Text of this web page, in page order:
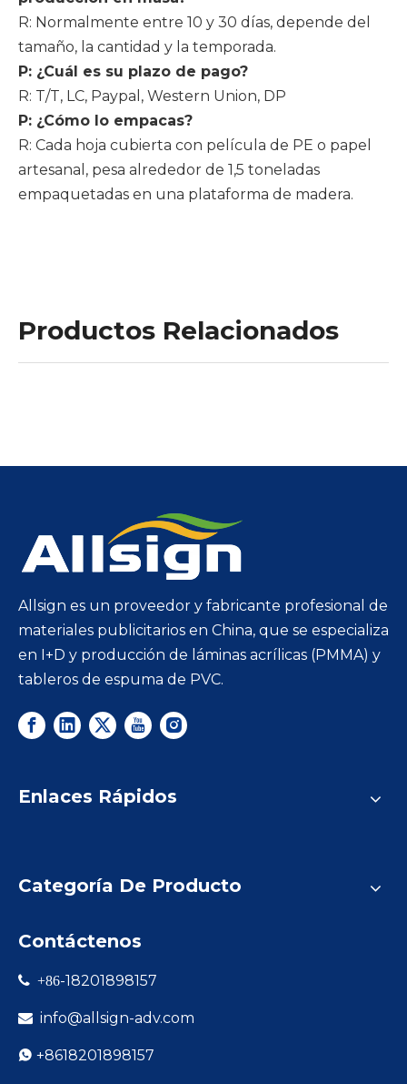
R: Normalmente entre 10 y 30 días, depende del
tamaño, la cantidad y la temporada.
P: ¿Cuál es su plazo de pago?
R: T/T, LC, Paypal, Western Union, DP
P: ¿Cómo lo empacas?
R: Cada hoja cubierta con película de PE o papel
artesanal, pesa alrededor de 1,5 toneladas
empaquetadas en una plataforma de madera.
Productos Relacionados
Allsign es un proveedor y fabricante profesional de
materiales publicitarios en China, que se especializa
en I+D y producción de láminas acrílicas (PMMA) y
tableros de espuma de PVC.
Enlaces Rápidos
Categoría De Producto
Contáctenos
 +86-18201898157
 info@allsign-adv.com
 +8618201898157